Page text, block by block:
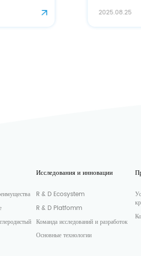
2025.08.25
Исследования и инновации
R & D Ecosystem
R & D Platfomm
Команда исследований и разработок
Основные технологии